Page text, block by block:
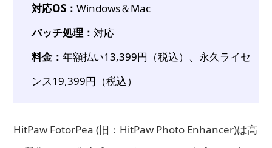
対応OS：Windows＆Mac
バッチ処理：対応
料金：年額払い13,399円（税込）、永久ライセ
ンス19,399円（税込）
HitPaw FotorPea (旧：HitPaw Photo Enhancer)は高